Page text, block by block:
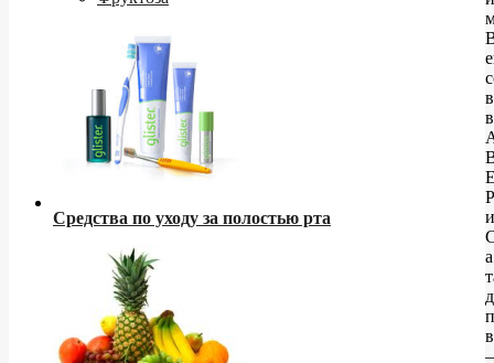
Средства по уходу за полостью рта
Р
и
а
–